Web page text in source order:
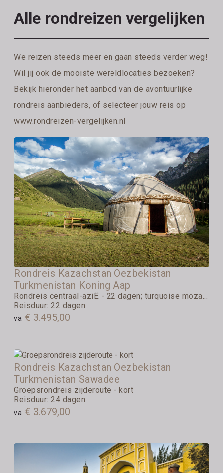
Alle rondreizen vergelijken
We reizen steeds meer en gaan steeds verder weg!
Wil jij ook de mooiste wereldlocaties bezoeken?
Bekijk hieronder het aanbod van de avontuurlijke
rondreis aanbieders, of selecteer jouw reis op
www.rondreizen-vergelijken.nl
Rondreis Kazachstan Oezbekistan
Turkmenistan Koning Aap
Rondreis centraal-aziË - 22 dagen; turquoise moza...
Reisduur: 22 dagen
va € 3.495,00
Rondreis Kazachstan Oezbekistan
Turkmenistan Sawadee
Groepsrondreis zijderoute - kort
Reisduur: 24 dagen
va € 3.679,00